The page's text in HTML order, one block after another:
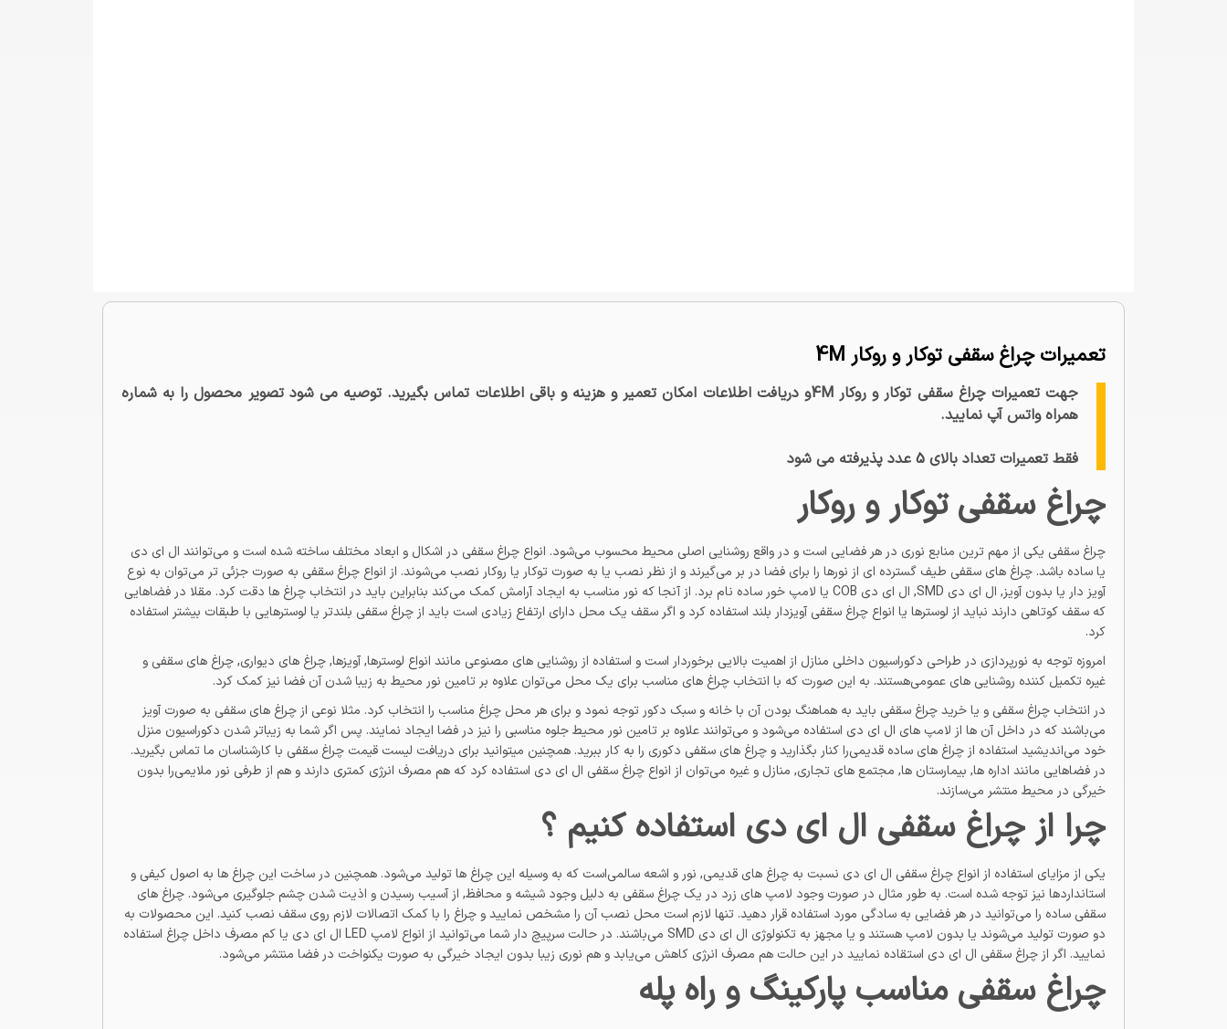
تعمیرات چراغ سقفی توکار و روکار 4M
جهت تعمیرات چراغ سقفی توکار و روکار 4Mو دریافت اطلاعات امکان تعمیر و هزینه و باقی اطلاعات تماس بگیرید. توصیه می شود تصویر محصول را به شماره
همراه واتس آپ نمایید.
فقط تعمیرات تعداد بالای 5 عدد پذیرفته می شود
چراغ سقفی توکار و روکار
چراغ سقفی یکی از مهم ترین منابع نوری در هر فضایی است و در واقع روشنایی اصلی محیط محسوب می‌شود. انواع چراغ سقفی در اشکال و ابعاد مختلف ساخته شده است و می‌توانند ال ای دی
یا ساده باشد. چراغ های سقفی طیف گسترده ای از نورها را برای فضا در بر می‌گیرند و از نظر نصب یا به صورت توکار یا روکار نصب می‌شوند. از انواع چراغ سقفی به صورت جزئی تر می‌توان به نوع
آویز دار یا بدون آویز, ال ای دی SMD, ال ای دی COB یا لامپ خور ساده نام برد. از آنجا که نور مناسب به ایجاد آرامش کمک می‌کند بنابراین باید در انتخاب چراغ ها دقت کرد. مقلا در فضاهایی
که سقف کوتاهی دارند نباید از لوسترها یا انواع چراغ سقفی آویزدار بلند استفاده کرد و اگر سقف یک محل دارای ارتفاع زیادی است باید از چراغ سقفی بلندتر یا لوسترهایی با طبقات بیشتر استفاده
کرد.
امروزه توجه به نورپردازی در طراحی دکوراسیون داخلی منازل از اهمیت بالایی برخوردار است و استفاده از روشنایی های مصنوعی مانند انواع لوسترها, آویزها, چراغ های دیواری, چراغ های سقفی و
غیره تکمیل کننده روشنایی های عمومی‌هستند. به این صورت که با انتخاب چراغ های مناسب برای یک محل می‌توان علاوه بر تامین نور محیط به زیبا شدن آن فضا نیز کمک کرد.
در انتخاب چراغ سقفی و یا خرید چراغ سقفی باید به هماهنگ بودن آن با خانه و سبک دکور توجه نمود و برای هر محل چراغ مناسب را انتخاب کرد. مثلا نوعی از چراغ های سقفی به صورت آویز
می‌باشند که در داخل آن ها از لامپ های ال ای دی استفاده می‌شود و می‌توانند علاوه بر تامین نور محیط جلوه مناسبی را نیز در فضا ایجاد نمایند. پس اگر شما به زیباتر شدن دکوراسیون منزل
خود می‌اندیشید استفاده از چراغ های ساده قدیمی‌را کنار بگذارید و چراغ های سقفی دکوری را به کار ببرید. همچنین میتوانید برای دریافت لیست قیمت چراغ سقفی با کارشناسان ما تماس بگیرید.
در فضاهایی مانند اداره ها, بیمارستان ها, مجتمع های تجاری, منازل و غیره می‌توان از انواع چراغ سقفی ال ای دی استفاده کرد که هم مصرف انرژی کمتری دارند و هم از طرفی نور ملایمی‌را بدون
خیرگی در محیط منتشر می‌سازند.
چرا از چراغ سقفی ال ای دی استفاده کنیم ؟
یکی از مزایای استفاده از انواع چراغ سقفی ال ای دی نسبت به چراغ های قدیمی, نور و اشعه سالمی‌است که به وسیله این چراغ ها تولید می‌شود. همچنین در ساخت این چراغ ها به اصول کیفی و
استانداردها نیز توجه شده است. به طور مثال در صورت وجود لامپ های زرد در یک چراغ سقفی به دلیل وجود شیشه و محافظ, از آسیب رسیدن و اذیت شدن چشم جلوگیری می‌شود. چراغ های
سقفی ساده را می‌توانید در هر فضایی به سادگی مورد استفاده قرار دهید. تنها لازم است محل نصب آن را مشخص نمایید و چراغ را با کمک اتصالات لازم روی سقف نصب کنید. این محصولات به
دو صورت تولید می‌شوند یا بدون لامپ هستند و یا مجهز به تکنولوژی ال ای دی SMD می‌باشند. در حالت سرپیچ دار شما می‌توانید از انواع لامپ LED ال ای دی یا کم مصرف داخل چراغ استفاده
نمایید. اگر از چراغ سقفی ال ای دی استقاده نمایید در این حالت هم مصرف انرژی کاهش می‌یابد و هم نوری زیبا بدون ایجاد خیرگی به صورت یکنواخت در فضا منتشر می‌شود.
چراغ سقفی مناسب پارکینگ و راه پله